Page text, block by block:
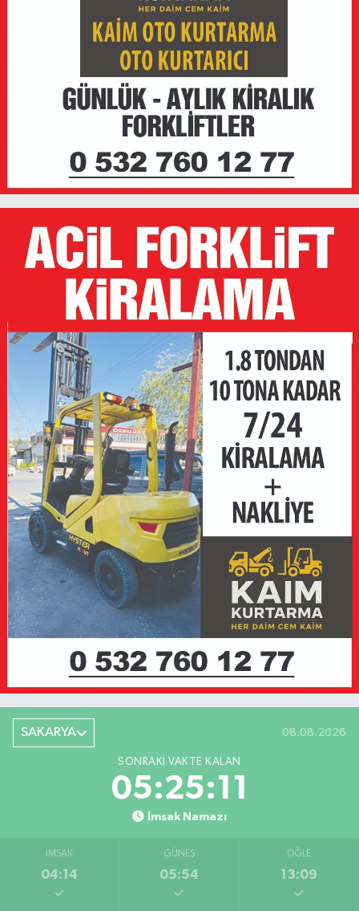
SAKARYA 08.08.2026
SONRAKI VAKTE KALAN
05:25:11
İmsak Namazı
İMSAK
04:14
GÜNEŞ
05:54
ÖĞLE
13:09